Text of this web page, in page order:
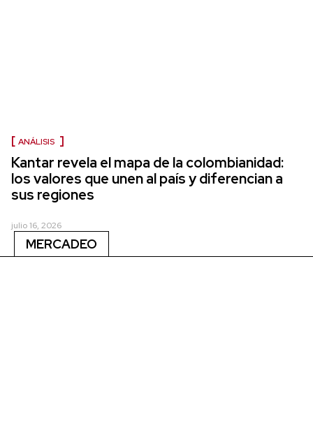
ANÁLISIS
Kantar revela el mapa de la colombianidad:
los valores que unen al país y diferencian a
sus regiones
julio 16, 2026
MERCADEO